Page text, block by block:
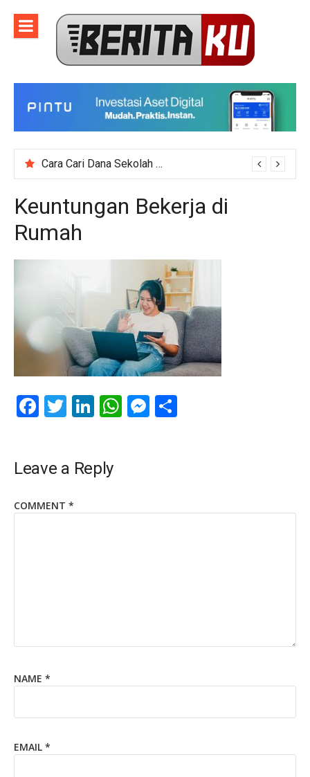
content
Cara Cari Dana Sekolah untuk Event Kegiatan Skala Besar
Keuntungan Bekerja di
Rumah
Facebook
Twitter
LinkedIn
WhatsApp
Messenger
Leave a Reply
COMMENT *
NAME *
EMAIL *